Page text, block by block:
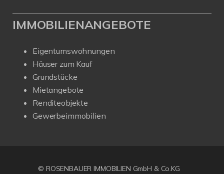
IMMOBILIENANGEBOTE
Eigentumswohnungen
Häuser zum Kauf
Grundstücke
Mietangebote
Renditeobjekte
Gewerbeimmobilien
© ROSENBAUER IMMOBILIEN GmbH & Co.KG